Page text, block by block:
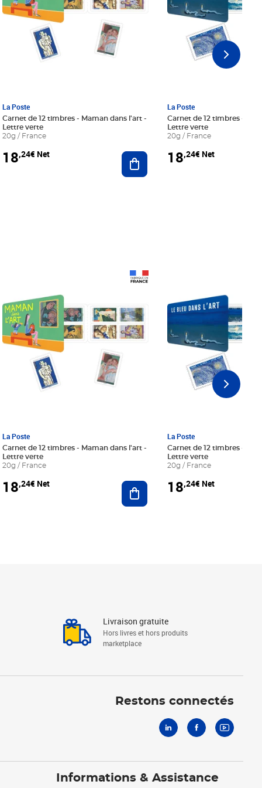
au panier
La Poste
Carnet de 12 timbres - Maman dans l'art -
Lettre verte
20g / France
18,24€ Net Ajouter au panier
La Poste
Carnet de 12 timbres - Le
Lettre verte
20g / France
18,24€ Net
au panier
La Poste
Carnet de 12 timbres - Maman dans l'art -
Lettre verte
20g / France
18,24€ Net Ajouter au panier
La Poste
Carnet de 12 timbres - Le
Lettre verte
20g / France
18,24€ Net
Livraison gratuite
Hors livres et hors produits
marketplace
Restons connectés
Informations & Assistance